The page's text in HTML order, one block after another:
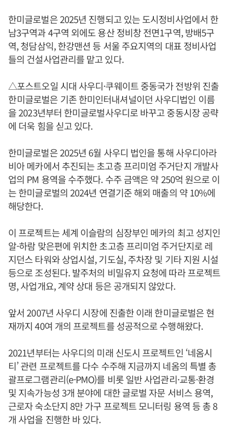
한미글로벌은 2025년 진행되고 있는 도시정비사업에서 한
남3구역과 4구역 외에도 용산 정비창 전면1구역, 방배5구
역, 청담삼익, 한강맨션 등 서울 주요지역의 대표 정비사업
들의 건설사업관리를 맡고 있다.
△포스트오일 시대 사우디·쿠웨이트 중동국가 전방위 진출
​한미글로벌은 기존 한미인터내셔널이던 사우디법인 이름
을 2023년부터 한미글로벌사우디로 바꾸고 중동시장 공략
에 더욱 힘을 싣고 있다.
한미글로벌은 2025년 6월 사우디 법인을 통해 사우디아라
비아 메카에서 추진되는 초고층 프리미엄 주거단지 개발사
업의 PM 용역을 수주했다. 수주 금액은 약 250억 원으로 이
는 한미글로벌의 2024년 연결기준 해외 매출의 약 10%에
해당한다.
이 프로젝트는 세계 이슬람의 심장부인 메카의 최고 성지인
알-하람 맞은편에 위치한 초고층 프리미엄 주거단지로 레
지던스 타워와 상업시설, 기도실, 주차장 및 기타 지원 시설
등으로 조성된다. 발주처의 비밀유지 요청에 따라 프로젝트
명, 사업개요, 계약 상대 등은 공개되지 않았다.
앞서 2007년 사우디 시장에 진출한 이래 한미글로벌은 현
재까지 40여 개의 프로젝트를 성공적으로 수행해왔다.
2021년부터는 사우디의 미래 신도시 프로젝트인 ‘네옴시
티’ 관련 프로젝트를 다수 수주해 지금까지 네옴의 특별 총
괄프로그램관리(e-PMO)를 비롯 일반 사업관리·교통·환경
및 지속가능성 3개 분야에 대한 글로벌 자문 서비스 용역,
근로자 숙소단지 8만 가구 프로젝트 모니터링 용역 등 총 8
개 사업을 진행한 바 있다.